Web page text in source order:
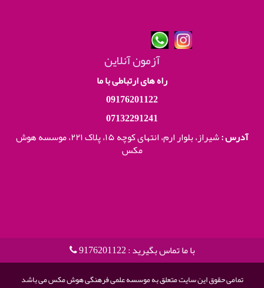
آزمون آنلاین
راه های ارتباطی با ما
09176201122
07132291241
آدرس :شیراز، بلوار ارم، انتهای کوچه ۱۵، پلاک ۲۲۱، موسسه هوش
مکس
با ما تماس بگیرید : 9176201122
تمامی حقوق این سایت متعلق به موسسه علمی فرهنگی هوش مکس می باشد